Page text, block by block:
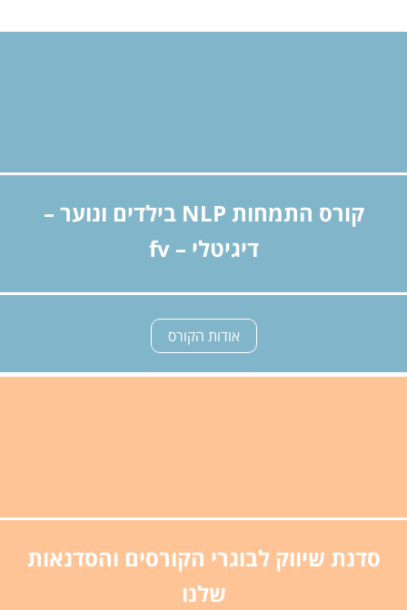
קורס התמחות NLP בילדים ונוער –
דיגיטלי – fv
אודות הקורס
סדנת שיווק לבוגרי הקורסים והסדנאות
שלנו